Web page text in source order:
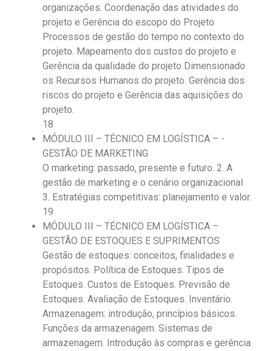
organizações. Coordenação das atividades do
projeto e Gerência do escopo do Projeto
Processos de gestão do tempo no contexto do
projeto. Mapeamento dos custos do projeto e
Gerência da qualidade do projeto Dimensionado
os Recursos Humanos do projeto. Gerência dos
riscos do projeto e Gerência das aquisições do
projeto.
18
MÓDULO III – TÉCNICO EM LOGÍSTICA – -
GESTÃO DE MARKETING
O marketing: passado, presente e futuro. 2. A
gestão de marketing e o cenário organizacional.
3. Estratégias competitivas: planejamento e valor.
19
MÓDULO III – TÉCNICO EM LOGÍSTICA –
GESTÃO DE ESTOQUES E SUPRIMENTOS
Gestão de estoques: conceitos, finalidades e
propósitos. Política de Estoques. Tipos de
Estoques. Custos de Estoques. Previsão de
Estoques. Avaliação de Estoques. Inventário.
Armazenagem: introdução, princípios básicos.
Funções da armazenagem. Sistemas de
armazenagem. Introdução às compras e gerência